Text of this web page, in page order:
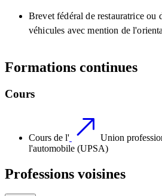
Brevet fédéral de restauratrice ou
véhicules avec mention de
Formations continues
Cours
Cours de l'
Union
l'automobile (UPSA)
Professions voisines